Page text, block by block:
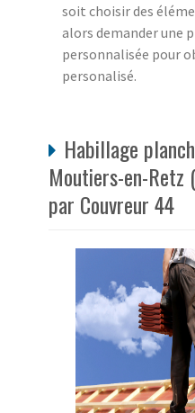
soit choisir des
alors demander une
personnalisée pour
personalisé.
Habillage
Moutiers-en-
par Couvreur 44